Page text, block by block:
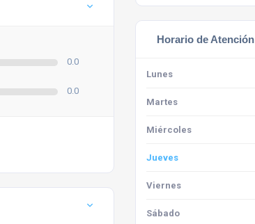
0.0
0.0
Horario de Atención
Lunes
Martes
Miércoles
Jueves
Viernes
Sábado